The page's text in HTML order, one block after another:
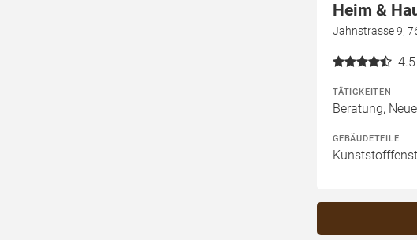
Heim &
Jahnstrasse 9,
4.5
TÄTIGKEITEN
Beratung,
GEBÄUDETEILE